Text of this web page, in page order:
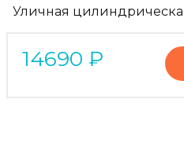
Уличная
14690 ₽